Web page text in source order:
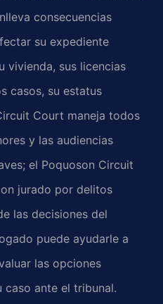
consecuencias
su expediente
vivienda, sus licencias
casos, su estatus
Court maneja todos
y las audiencias
el Poquoson Circuit
jurado por delitos
las decisiones del
puede ayudarle a
las opciones
caso ante el tribunal.